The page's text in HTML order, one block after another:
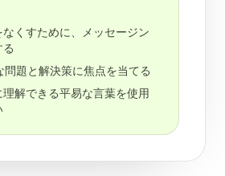
なくすために、メッセージン
る
問題と解決策に焦点を当てる
理解できる平易な言葉を使用